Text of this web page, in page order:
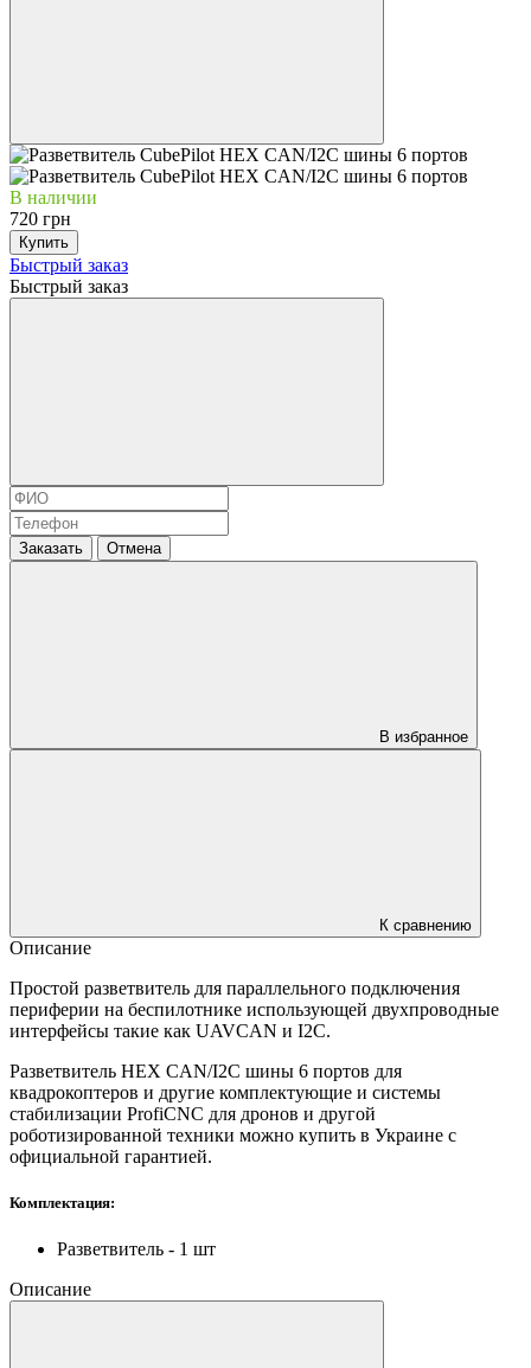
В наличии
720 грн
Купить
Быстрый заказ
Быстрый заказ
Заказать Отмена
В избранное
К сравнению
Описание
Простой разветвитель для параллельного подключения
периферии на беспилотнике использующей двухпроводные
интерфейсы такие как UAVCAN и I2C.
Разветвитель HEX CAN/I2C шины 6 портов для
квадрокоптеров и другие комплектующие и системы
стабилизации ProfiCNC для дронов и другой
роботизированной техники можно купить в Украине с
официальной гарантией.
Комплектация:
Разветвитель - 1 шт
Описание